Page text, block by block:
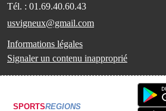
Tél. : 01.69.40.60.43
usvigneux@gmail.com
Informations légales
Signaler un contenu inapproprié
SPORTSREGIONS